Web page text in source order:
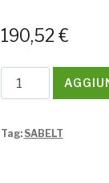
190,52 €
Rete
Finestrino
quantità
Tag: SABELT